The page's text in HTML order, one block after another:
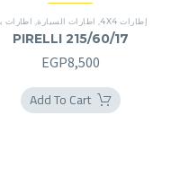
إطارات 4X4 , اطارات السيارة, اطارات بريمير
PIRELLI 215/60/17
EGP8,500
Add To Cart